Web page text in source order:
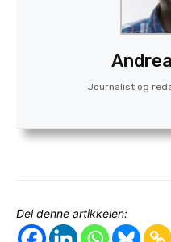
Journalist og
Del denne artikkelen: